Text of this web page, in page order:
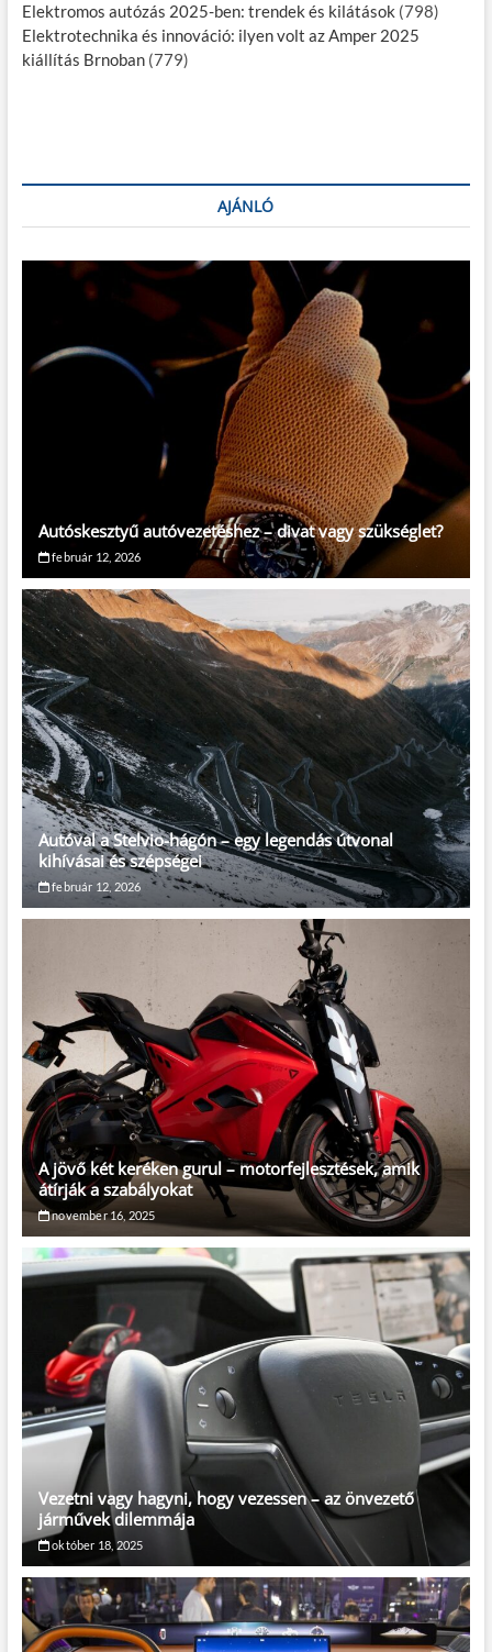
Elektromos autózás 2025-ben: trendek és kilátások (798)
Elektrotechnika és innováció: ilyen volt az Amper 2025
kiállítás Brnoban (779)
AJÁNLÓ
Autóskesztyű autóvezetéshez – divat vagy szükséglet?
február 12, 2026
Autóval a Stelvio-hágón – egy legendás útvonal
kihívásai és szépségei
február 12, 2026
A jövő két keréken gurul – motorfejlesztések, amik
átírják a szabályokat
november 16, 2025
Vezetni vagy hagyni, hogy vezessen – az önvezető
járművek dilemmája
október 18, 2025